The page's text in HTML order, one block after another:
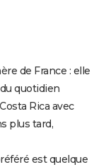
de France : elle
quotidien
Rica avec
plus tard,
est quelque